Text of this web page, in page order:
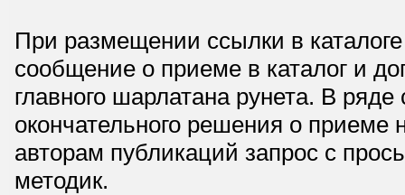
При размещении ссылки в
сообщение о приеме в каталог и
главного шарлатана рунета. В
окончательного решения о приеме
авторам публикаций запрос с
методик.